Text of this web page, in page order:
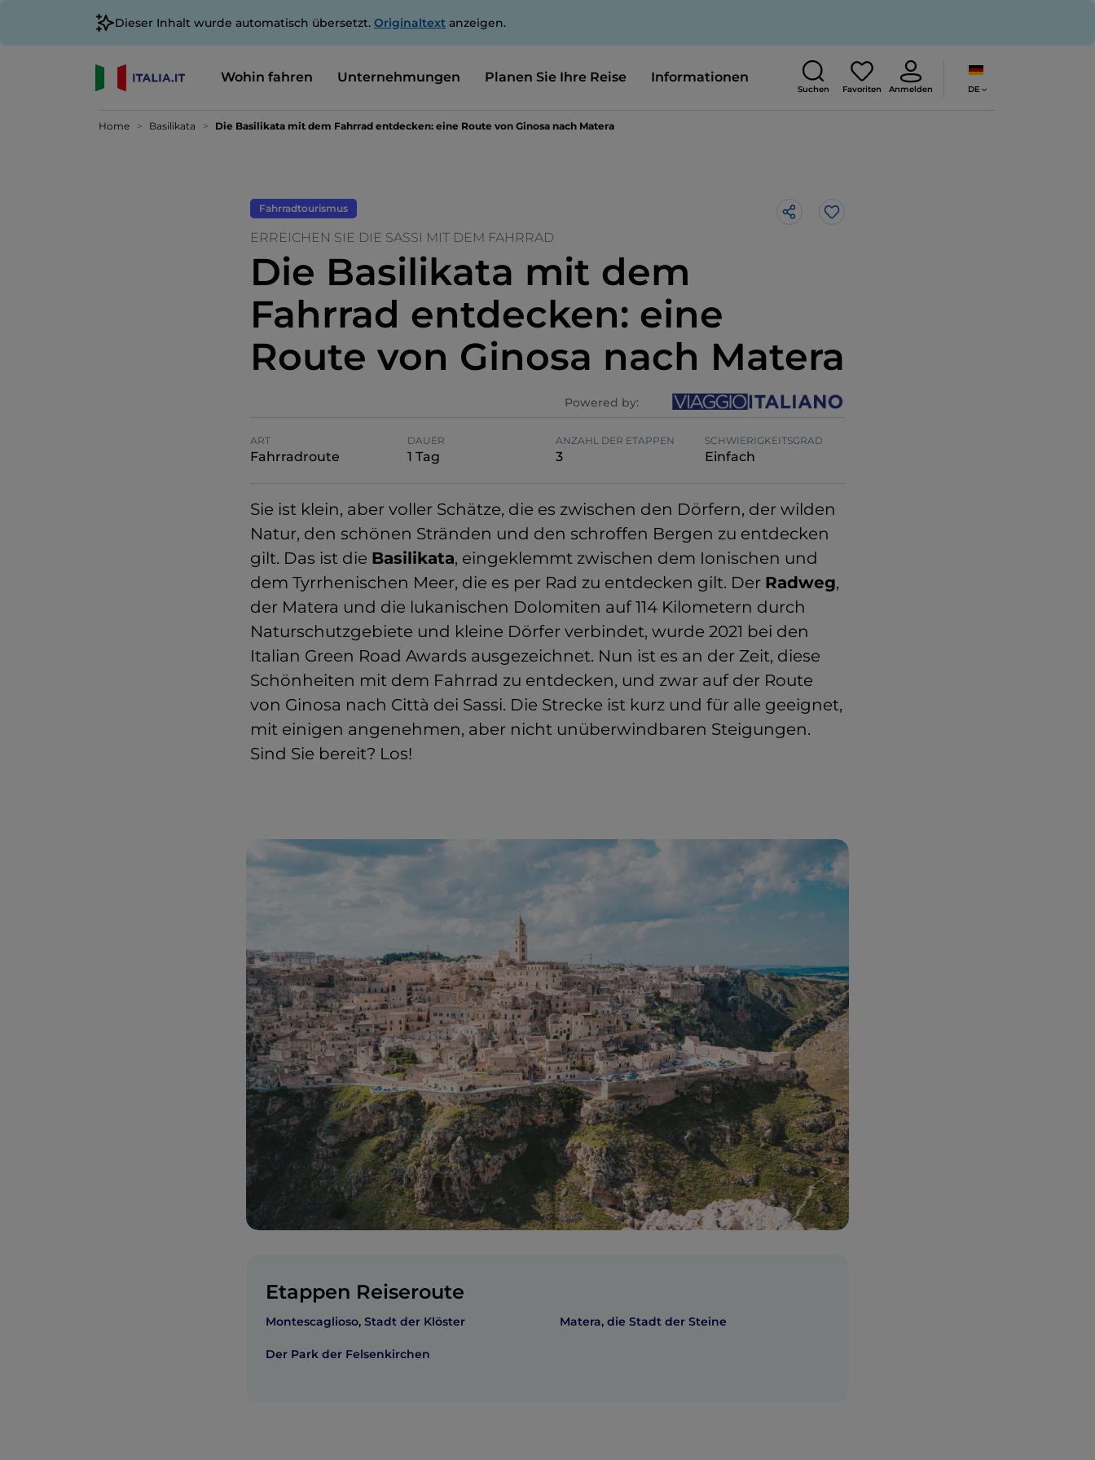
Dieser Inhalt wurde automatisch übersetzt. Originaltext anzeigen.
Wohin fahren Unternehmungen Planen Sie Ihre Reise Informationen
Suchen Favoriten Anmelden DE
Home Basilikata Die Basilikata mit dem Fahrrad entdecken: eine Route von Ginosa nach Matera
Fahrradtourismus
ERREICHEN SIE DIE SASSI MIT DEM FAHRRAD
Die Basilikata mit dem
Fahrrad entdecken: eine
Route von Ginosa nach Matera
Powered by:
ART
Fahrradroute
DAUER
1 Tag
ANZAHL DER ETAPPEN
3
SCHWIERIGKEITSGRAD
Einfach
Sie ist klein, aber voller Schätze, die es zwischen den Dörfern, der wilden
Natur, den schönen Stränden und den schroffen Bergen zu entdecken
gilt. Das ist die Basilikata, eingeklemmt zwischen dem Ionischen und
dem Tyrrhenischen Meer, die es per Rad zu entdecken gilt. Der Radweg,
der Matera und die lukanischen Dolomiten auf 114 Kilometern durch
Naturschutzgebiete und kleine Dörfer verbindet, wurde 2021 bei den
Italian Green Road Awards ausgezeichnet. Nun ist es an der Zeit, diese
Schönheiten mit dem Fahrrad zu entdecken, und zwar auf der Route
von Ginosa nach Città dei Sassi. Die Strecke ist kurz und für alle geeignet,
mit einigen angenehmen, aber nicht unüberwindbaren Steigungen.
Sind Sie bereit? Los!
Like
Etappen Reiseroute
Montescaglioso, Stadt der Klöster
Der Park der Felsenkirchen
Matera, die Stadt der Steine